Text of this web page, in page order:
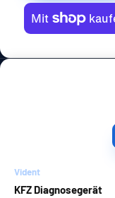
Vident
KFZ Diagnosegerät